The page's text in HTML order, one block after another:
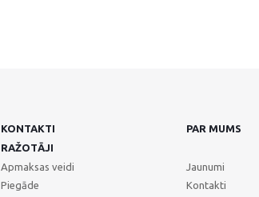
KONTAKTI PAR MUMS
RAŽOTĀJI
Apmaksas veidi
Piegāde
Jaunumi
Kontakti